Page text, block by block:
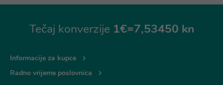
Tečaj konverzije 1€=7,53450 kn
Informacije za kupce
Radno vrijeme poslovnica